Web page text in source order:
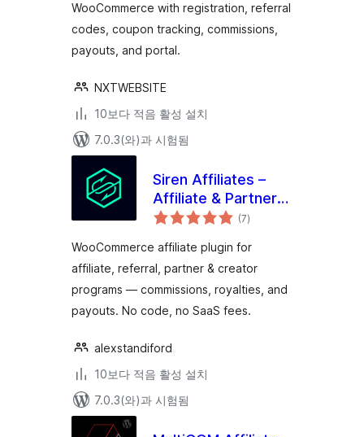
WooCommerce with registration, referral
codes, coupon tracking, commissions,
payouts, and portal.
NXTWEBSITE
10보다 적음 활성 설치
7.0.3(와)과 시험됨
Siren Affiliates –
Affiliate & Partner
Program Manager
(7전
체
점
)
WooCommerce affiliate plugin for
affiliate, referral, partner & creator
programs — commissions, royalties, and
payouts. No code, no SaaS fees.
alexstandiford
10보다 적음 활성 설치
7.0.3(와)과 시험됨